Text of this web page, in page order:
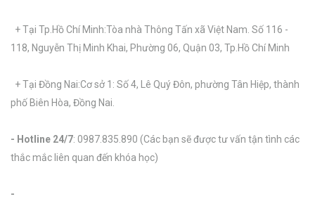
+ Tại Tp.Hồ Chí Minh:Tòa nhà Thông Tấn xã Việt Nam. Số 116 -
118, Nguyễn Thị Minh Khai, Phường 06, Quận 03, Tp.Hồ Chí Minh
+ Tại Đồng Nai:Cơ sở 1: Số 4, Lê Quý Đôn, phường Tân Hiệp, thành
phố Biên Hòa, Đồng Nai.
- Hotline 24/7: 0987.835.890 (Các bạn sẽ được tư vấn tận tình các
thắc mắc liên quan đến khóa học)
-